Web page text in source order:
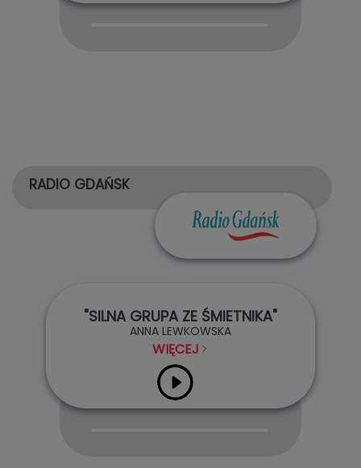
Audio
RADIO GDAŃSK
"SILNA GRUPA ZE ŚMIETNIKA"
ANNA LEWKOWSKA
WIĘCEJ
Audio